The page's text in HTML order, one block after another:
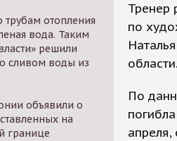
трубам отопления
вода. Таким
решили
сливом воды из
объявили о
на
границе
Тренер
по
области.
По